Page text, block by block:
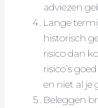
adviezen
Lange
historisch
risico dan
risico’s
en niet al je
Beleggen